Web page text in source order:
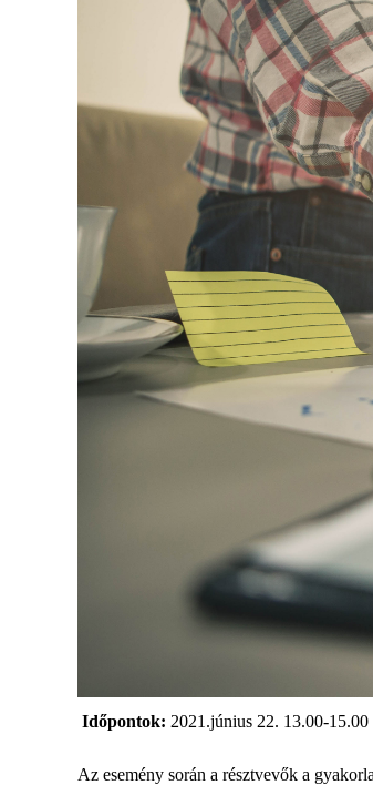
Időpontok: 2021.június 22. 13.00-
Az esemény során a résztvevők a